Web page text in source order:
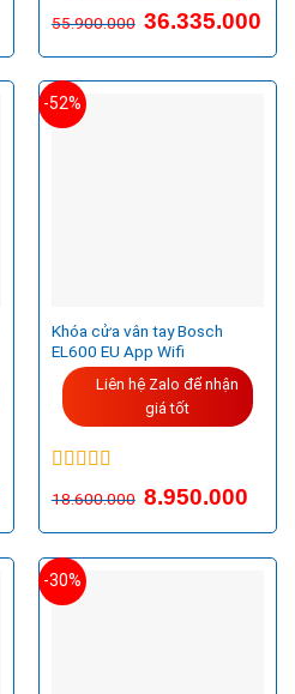
55.900.000 Giá
gốc
55.900.000VND.
36.335.000Giá
hiện
là:
-52%
Khóa cửa vân tay Bosch
EL600 EU App Wifi
Liên hệ Zalo để nhận
giá tốt
hạng5.005
18.600.000 8.950.000
-30%